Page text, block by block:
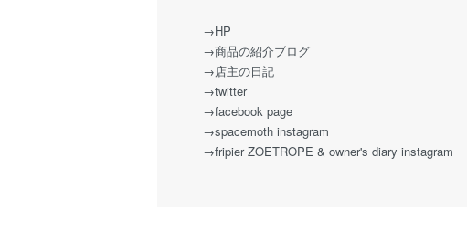
→HP
→商品の紹介ブログ
→店主の日記
→twitter
→facebook page
→spacemoth instagram
→fripier ZOETROPE & owner's diary instagram